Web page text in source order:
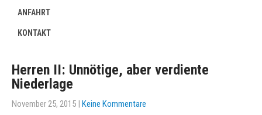
ANFAHRT
KONTAKT
Herren II: Unnötige, aber verdiente
Niederlage
November 25, 2015 | Keine Kommentare